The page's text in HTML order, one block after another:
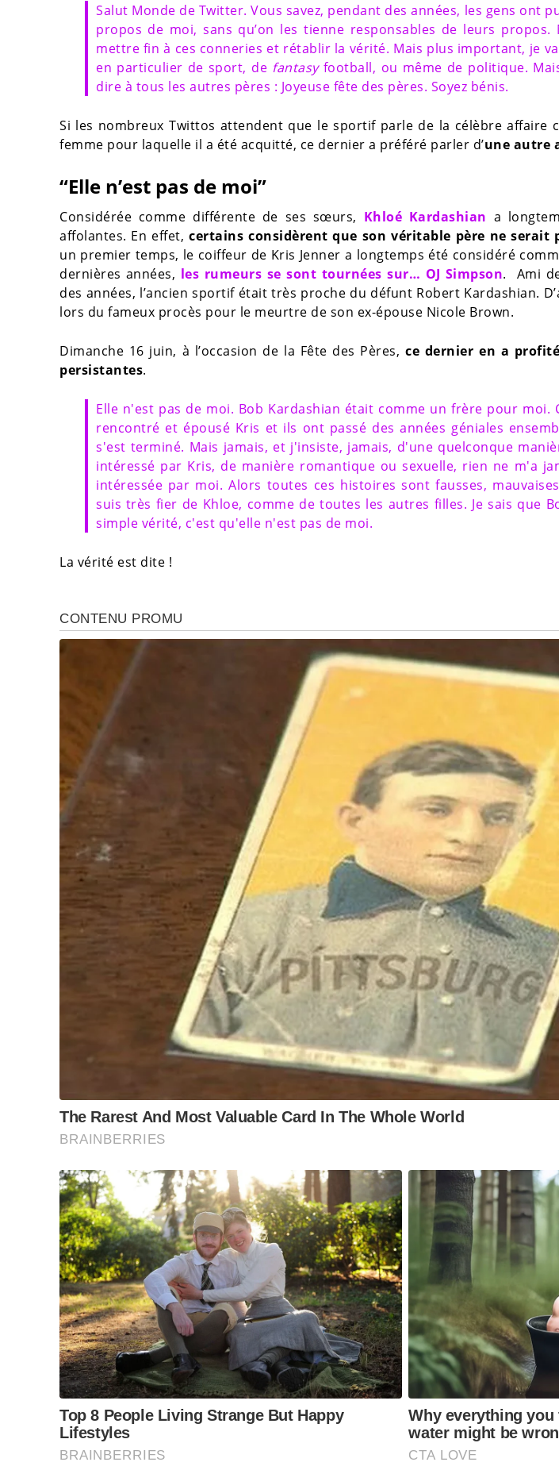
Salut Monde de Twitter. Vous savez, pendant des années, les gens ont
propos de moi, sans qu’on les tienne responsables de leurs propos.
mettre fin à ces conneries et rétablir la vérité. Mais plus important, je
en particulier de sport, de fantasyfootball, ou même de politique.
dire à tous les autres pères : Joyeuse fête des pères. Soyez bénis.
Si les nombreux Twittos attendent que le sportif parle de la célèbre affaire
femme pour laquelle il a été acquitté, ce dernier a préféré parler d’une autre
“Elle n’est pas de moi”
Considérée comme différente de ses sœurs, Khloé Kardashian a
affolantes. En effet,certains considèrent que son véritable père ne serait
un premier temps, le coiffeur de Kris Jenner a longtemps été considéré
dernières années, les rumeurs se sont tournées sur… OJ Simpson. Ami
des années, l’ancien sportif était très proche du défunt Robert Kardashian.
lors du fameux procès pour le meurtre de son ex-épouse Nicole Brown.
Dimanche 16 juin, à l’occasion de la Fête des Pères,ce dernier en a
persistantes.
Elle n'est pas de moi. Bob Kardashian était comme un frère pour moi.
rencontré et épousé Kris et ils ont passé des années géniales
s'est terminé. Mais jamais, et j'insiste, jamais, d'une quelconque
intéressé par Kris, de manière romantique ou sexuelle, rien ne m'a
intéressée par moi. Alors toutes ces histoires sont fausses,
suis très fier de Khloe, comme de toutes les autres filles. Je sais que
simple vérité, c'est qu'elle n'est pas de moi.
La vérité est dite !